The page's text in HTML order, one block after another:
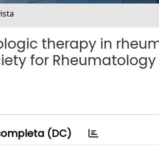
therapy in
for Rheumatology
(DC)